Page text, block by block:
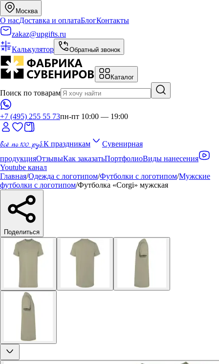
Москва
О насДоставка и оплатаБлогКонтакты
zakaz@upgifts.ru
Калькулятор
Обратный звонок
Каталог
Поиск по товарам
+7 (495) 255 55 73пн-пт 10:00 — 19:00
всё по 100 руб.К праздникам
Сувенирная
продукцияОтзывыКак заказатьПортфолиоВиды нанесения
Youtube канал
Главная/Одежда с логотипом/Футболки с логотипом/Мужские
футболки с логотипом/Футболка «Corgi» мужская
Поделиться